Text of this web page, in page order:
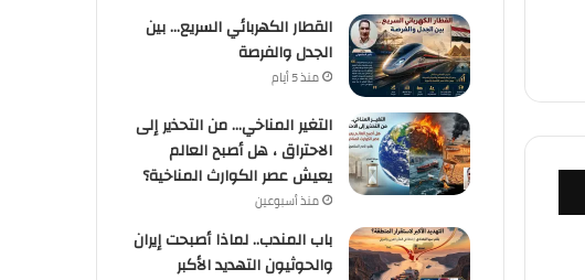
القطار الكهربائي السريع… بين
الجدل والفرصة
منذ 5 أيام
التغير المناخي… من التحذير إلى
الاحتراق ، هل أصبح العالم
يعيش عصر الكوارث المناخية؟
منذ أسبوعين
باب المندب.. لماذا أصبحت إيران
والحوثيون التهديد الأكبر